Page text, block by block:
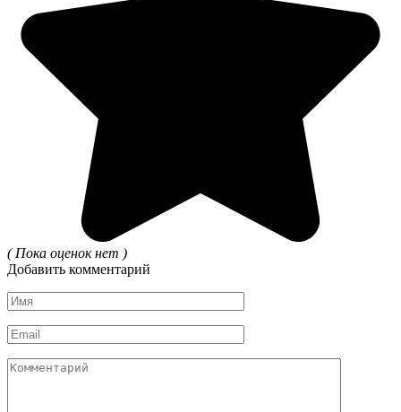
( Пока оценок нет )
Добавить комментарий
Имя
*
Email
*
Комментарий